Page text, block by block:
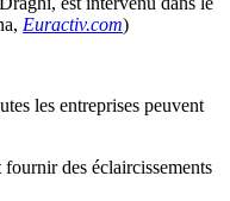
Euractiv.com)
les entreprises peuvent
des éclaircissements